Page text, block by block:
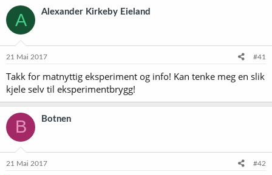
å
s
a
e
r
r
a
A Alexander Kirkeby Eieland
21 Mai 2017 #41
Takk for matnyttig eksperiment og info! Kan tenke meg en slik
kjele selv til eksperimentbrygg!
B Botnen
21 Mai 2017 #42